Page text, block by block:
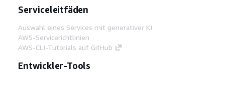
Serviceleitfäden
Auswahl eines Services mit generativer KI
AWS-Servicerichtlinien
AWS-CLI-Tutorials auf GitHub
Entwickler-Tools